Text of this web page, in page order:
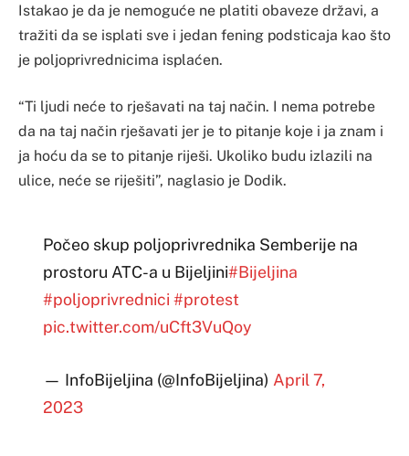
Istakao je da je nemoguće ne platiti obaveze državi, a
tražiti da se isplati sve i jedan fening podsticaja kao što
je poljoprivrednicima isplaćen.
“Ti ljudi neće to rješavati na taj način. I nema potrebe
da na taj način rješavati jer je to pitanje koje i ja znam i
ja hoću da se to pitanje riješi. Ukoliko budu izlazili na
ulice, neće se riješiti”, naglasio je Dodik.
Počeo skup poljoprivrednika Semberije na
prostoru ATC-a u Bijeljini#Bijeljina
#poljoprivrednici #protest
pic.twitter.com/uCft3VuQoy
— InfoBijeljina (@InfoBijeljina) April 7,
2023